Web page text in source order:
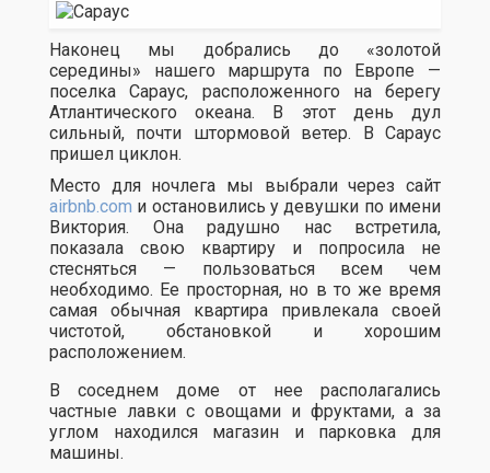
Наконец мы добрались до «золотой
середины» нашего маршрута по Европе —
поселка Сараус, расположенного на берегу
Атлантического океана. В этот день дул
сильный, почти штормовой ветер. В Сараус
пришел циклон.
Место для ночлега мы выбрали через сайт
airbnb.com и остановились у девушки по имени
Виктория. Она радушно нас встретила,
показала свою квартиру и попросила не
стесняться — пользоваться всем чем
необходимо. Ее просторная, но в то же время
самая обычная квартира привлекала своей
чистотой, обстановкой и хорошим
расположением.
В соседнем доме от нее располагались
частные лавки с овощами и фруктами, а за
углом находился магазин и парковка для
машины.